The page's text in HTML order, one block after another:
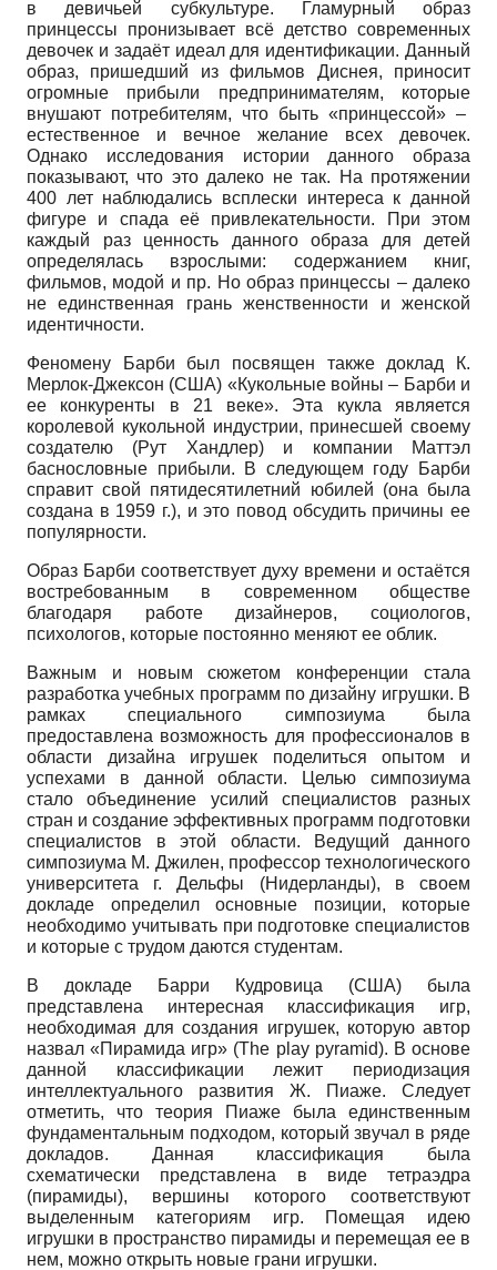
в девичьей субкультуре. Гламурный образ
принцессы пронизывает всё детство современных
девочек и задаёт идеал для идентификации. Данный
образ, пришедший из фильмов Диснея, приносит
огромные прибыли предпринимателям, которые
внушают потребителям, что быть «принцессой» –
естественное и вечное желание всех девочек.
Однако исследования истории данного образа
показывают, что это далеко не так. На протяжении
400 лет наблюдались всплески интереса к данной
фигуре и спада её привлекательности. При этом
каждый раз ценность данного образа для детей
определялась взрослыми: содержанием книг,
фильмов, модой и пр. Но образ принцессы – далеко
не единственная грань женственности и женской
идентичности.
Феномену Барби был посвящен также доклад К.
Мерлок-Джексон (США) «Кукольные войны – Барби и
ее конкуренты в 21 веке». Эта кукла является
королевой кукольной индустрии, принесшей своему
создателю (Рут Хандлер) и компании Маттэл
баснословные прибыли. В следующем году Барби
справит свой пятидесятилетний юбилей (она была
создана в 1959 г.), и это повод обсудить причины ее
популярности.
Образ Барби соответствует духу времени и остаётся
востребованным в современном обществе
благодаря работе дизайнеров, социологов,
психологов, которые постоянно меняют ее облик.
Важным и новым сюжетом конференции стала
разработка учебных программ по дизайну игрушки. В
рамках специального симпозиума была
предоставлена возможность для профессионалов в
области дизайна игрушек поделиться опытом и
успехами в данной области. Целью симпозиума
стало объединение усилий специалистов разных
стран и создание эффективных программ подготовки
специалистов в этой области. Ведущий данного
симпозиума М. Джилен, профессор технологического
университета г. Дельфы (Нидерланды), в своем
докладе определил основные позиции, которые
необходимо учитывать при подготовке специалистов
и которые с трудом даются студентам.
В докладе Барри Кудровица (США) была
представлена интересная классификация игр,
необходимая для создания игрушек, которую автор
назвал «Пирамида игр» (The play pyramid). В основе
данной классификации лежит периодизация
интеллектуального развития Ж. Пиаже. Следует
отметить, что теория Пиаже была единственным
фундаментальным подходом, который звучал в ряде
докладов. Данная классификация была
схематически представлена в виде тетраэдра
(пирамиды), вершины которого соответствуют
выделенным категориям игр. Помещая идею
игрушки в пространство пирамиды и перемещая ее в
нем, можно открыть новые грани игрушки.